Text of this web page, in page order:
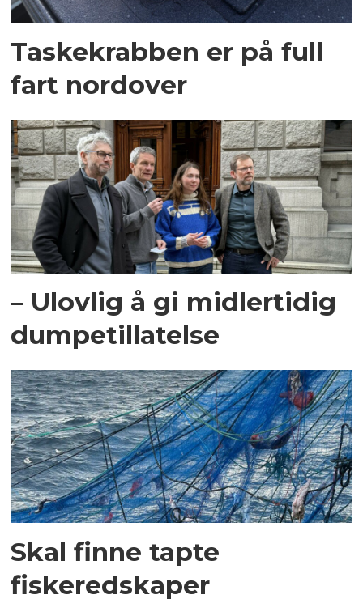
Taskekrabben er på full
fart nordover
– Ulovlig å gi midlertidig
dumpetillatelse
Skal finne tapte
fiskeredskaper